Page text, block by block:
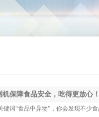
机保障食品安全，吃得更放心！
键词“食品中异物”，你会发现不少